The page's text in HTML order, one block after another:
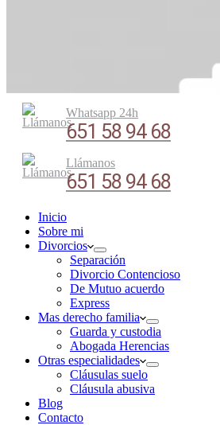
Whatsapp 24h
651 58 94 68
Llámanos
651 58 94 68
Inicio
Sobre mi
Divorcios
Separación
Divorcio Contencioso
De Mutuo acuerdo
Express
Mas derecho familia
Guarda y custodia
Abogada Herencias
Otras especialidades
Cláusulas suelo
Cláusula abusiva
Blog
Contacto